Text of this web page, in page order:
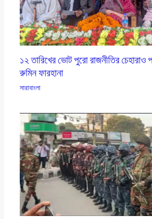
১২ তারিখের ভোট পুরো রাজনীতির চেহারাও
রুমিন ফারহানা
সারাবাংলা